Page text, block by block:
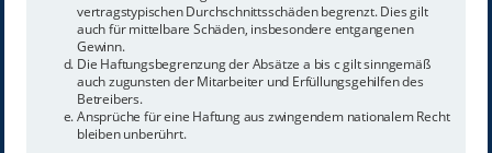
vertragstypischen Durchschnittsschäden begrenzt. Dies gilt
auch für mittelbare Schäden, insbesondere entgangenen
Gewinn.
Die Haftungsbegrenzung der Absätze a bis c gilt sinngemäß
auch zugunsten der Mitarbeiter und Erfüllungsgehilfen des
Betreibers.
Ansprüche für eine Haftung aus zwingendem nationalem Recht
bleiben unberührt.